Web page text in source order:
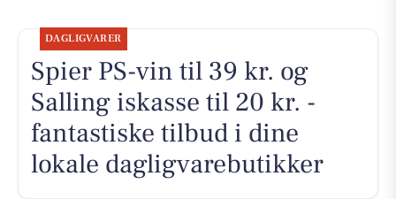
DAGLIGVARER
Spier PS-vin til 39 kr. og
Salling iskasse til 20 kr. -
fantastiske tilbud i dine
lokale dagligvarebutikker